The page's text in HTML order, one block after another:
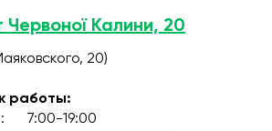
Червоної Калини, 20
20)
работы:
7:00-19:00